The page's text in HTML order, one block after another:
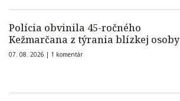
Polícia obvinila 45-ročného
Kežmarčana z týrania blízkej osoby
07. 08. 2026 | 1 komentár